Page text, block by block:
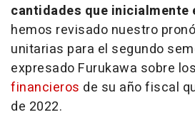
cantidades que inicialmente
hemos revisado nuestro
unitarias para el segundo
expresado Furukawa sobre los
financieros de su año fiscal
de 2022.